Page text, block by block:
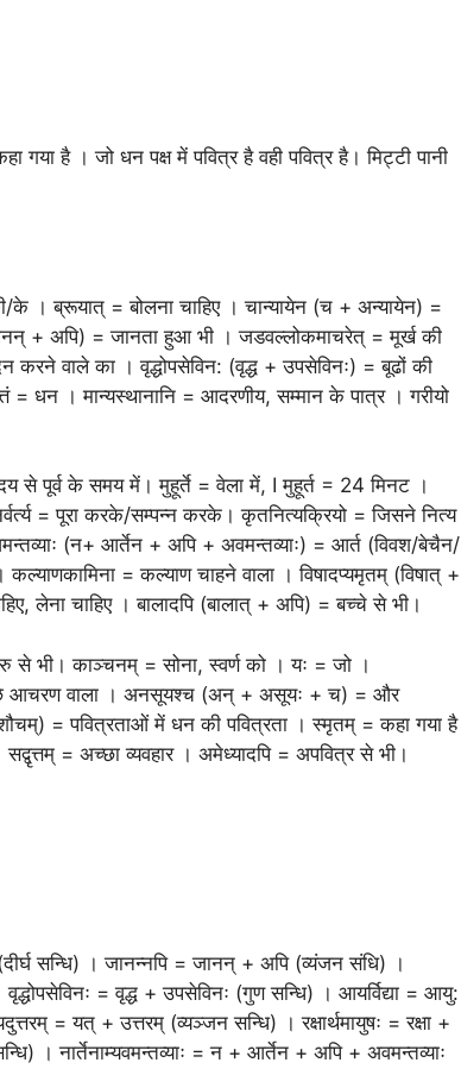
गया है । जो धन पक्ष में पवित्र है वही पवित्र है। मिट्टी पानी
। ब्रूयात् = बोलना चाहिए । चान्यायेन (च + अन्यायेन) =
+ अपि) = जानता हुआ भी । जडवल्लोकमाचरेत् = मूर्ख की
वाले का । वृद्धोपसेविन: (वृद्ध + उपसेविनः) = बूढों की
धन । मान्यस्थानानि = आदरणीय, सम्मान के पात्र । गरीयो
से पूर्व के समय में। मुहूर्ते = वेला में, I मुहूर्त = 24 मिनट ।
= पूरा करके/सम्पन्न करके। कृतनित्यक्रियो = जिसने नित्य
(न+ आर्तेन + अपि + अवमन्तव्याः) = आर्त (विवश/बेचैन/
कल्याणकामिना = कल्याण चाहने वाला । विषादप्यमृतम् (विषात् +
लेना चाहिए । बालादपि (बालात् + अपि) = बच्चे से भी।
से भी। काञ्चनम् = सोना, स्वर्ण को । यः = जो ।
अच्छे आचरण वाला । अनसूयश्च (अन् + असूयः + च) = और
= पवित्रताओं में धन की पवित्रता । स्मृतम् = कहा गया है
= अच्छा व्यवहार । अमेध्यादपि = अपवित्र से भी।
सन्धि) । जानन्नपि = जानन् + अपि (व्यंजन संधि) ।
= वृद्ध + उपसेविनः (गुण सन्धि) । आयर्विद्या = आयु:
= यत् + उत्तरम् (व्यञ्जन सन्धि) । रक्षार्थमायुषः = रक्षा +
। नार्तेनाम्यवमन्तव्याः = न + आर्तेन + अपि + अवमन्तव्याः